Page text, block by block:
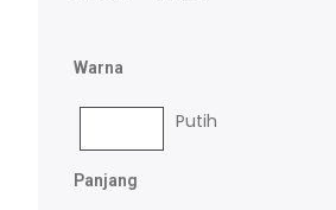
Warna
Putih
Panjang